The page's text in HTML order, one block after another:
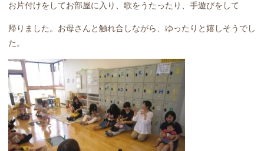
お片付けをしてお部屋に入り、歌をうたったり、手遊びをして
帰りました。お母さんと触れ合しながら、ゆったりと嬉しそうでし
た。